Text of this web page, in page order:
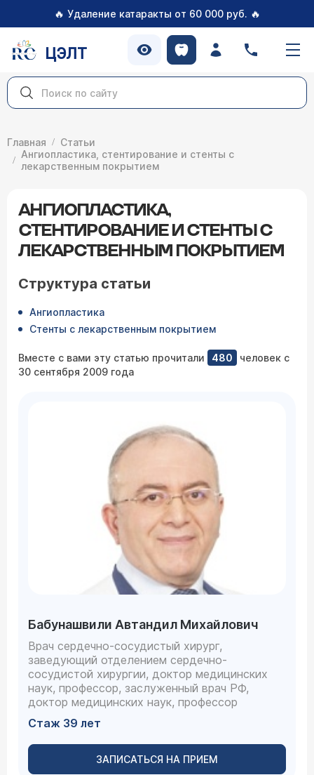
🔥 Удаление катаракты от 60 000 руб. 🔥
ЦЭЛТ
Главная
Статьи
Ангиопластика, стентирование и стенты с
лекарственным покрытием
АНГИОПЛАСТИКА,
СТЕНТИРОВАНИЕ И СТЕНТЫ С
ЛЕКАРСТВЕННЫМ ПОКРЫТИЕМ
Бабунашвили Автандил Михайлович
Врач сердечно-сосудистый хирург,
заведующий отделением сердечно-
сосудистой хирургии, доктор медицинских
наук, профессор, заслуженный врач РФ,
доктор медицинских наук, профессор
Стаж 39 лет
ЗАПИСАТЬСЯ НА ПРИЕМ
Структура статьи
Ангиопластика
Стенты с лекарственным покрытием
Вместе с вами эту статью прочитали 480
человек с
30 сентября 2009 года